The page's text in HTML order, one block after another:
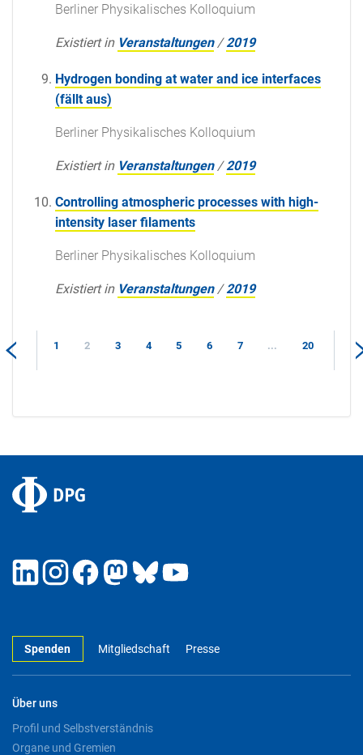
Berliner Physikalisches Kolloquium
Existiert in Veranstaltungen /2019
Hydrogen bonding at water and ice interfaces
(fällt aus)
Berliner Physikalisches Kolloquium
Existiert in Veranstaltungen /2019
Controlling atmospheric processes with high-
intensity laser filaments
Berliner Physikalisches Kolloquium
Existiert in Veranstaltungen /2019
1 2 3 4 5 6 7 ... 20
Spenden Mitgliedschaft Presse
Über uns
Profil und Selbstverständnis
Organe und Gremien